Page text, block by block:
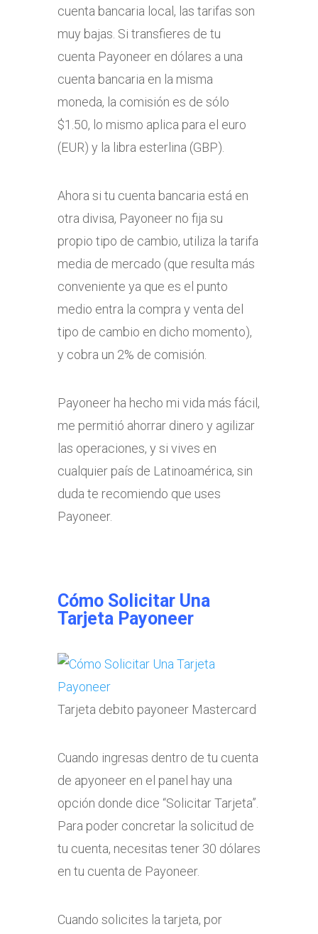
cuenta bancaria local, las tarifas son
muy bajas. Si transfieres de tu
cuenta Payoneer en dólares a una
cuenta bancaria en la misma
moneda, la comisión es de sólo
$1.50, lo mismo aplica para el euro
(EUR) y la libra esterlina (GBP).
Ahora si tu cuenta bancaria está en
otra divisa, Payoneer no fija su
propio tipo de cambio, utiliza la tarifa
media de mercado (que resulta más
conveniente ya que es el punto
medio entra la compra y venta del
tipo de cambio en dicho momento),
y cobra un 2% de comisión.
Payoneer ha hecho mi vida más fácil,
me permitió ahorrar dinero y agilizar
las operaciones, y si vives en
cualquier país de Latinoamérica, sin
duda te recomiendo que uses
Payoneer.
Cómo Solicitar Una
Tarjeta Payoneer
Tarjeta debito payoneer Mastercard
Cuando ingresas dentro de tu cuenta
de apyoneer en el panel hay una
opción donde dice “Solicitar Tarjeta”.
Para poder concretar la solicitud de
tu cuenta, necesitas tener 30 dólares
en tu cuenta de Payoneer.
Cuando solicites la tarjeta, por